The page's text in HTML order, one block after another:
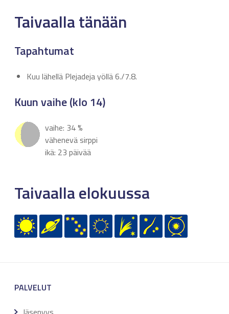
Taivaalla tänään
Tapahtumat
Kuu lähellä Plejadeja yöllä 6./7.8.
Kuun vaihe (klo 14)
vaihe: 34 %
vähenevä sirppi
ikä: 23 päivää
Taivaalla elokuussa
PALVELUT